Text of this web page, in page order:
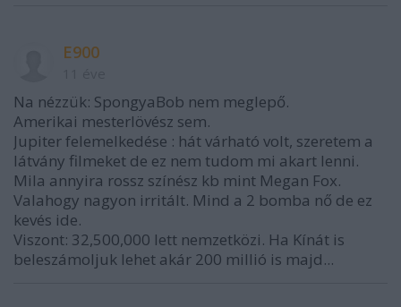
E900
Na nézzük: SpongyaBob nem meglepő.
Amerikai mesterlövész sem.
Jupiter felemelkedése : hát várható volt, szeretem a
látvány filmeket de ez nem tudom mi akart lenni.
Mila annyira rossz színész kb mint Megan Fox.
Valahogy nagyon irritált. Mind a 2 bomba nő de ez
kevés ide.
Viszont: 32,500,000 lett nemzetközi. Ha Kínát is
beleszámoljuk lehet akár 200 millió is majd...